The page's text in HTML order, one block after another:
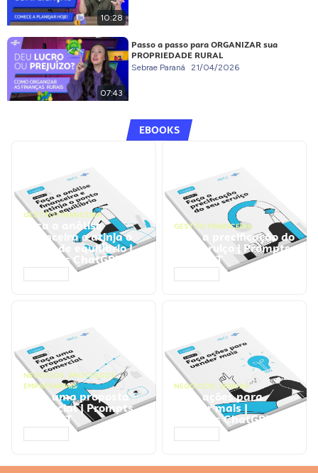
10:28
07:43
Passo a passo para ORGANIZAR sua
PROPRIEDADE RURAL
Sebrae Paraná 21/04/2026
EBOOKS
GESTÃO FINANCEIRA
Faça a análise
financeira e atinja o
ponto de equilíbrio |
Prompts ChatGPT
GESTÃO FINANCEIRA
Faça a precificação do
seu serviço | Prompts
ChatGPT
NEGÓCIOS, PROCESSOS
EMPRESARIAIS
Faça uma proposta
comercial | Prompts
ChatGPT
NEGÓCIOS, VENDAS
Faça ações para
vender mais |
Prompts ChatGPT